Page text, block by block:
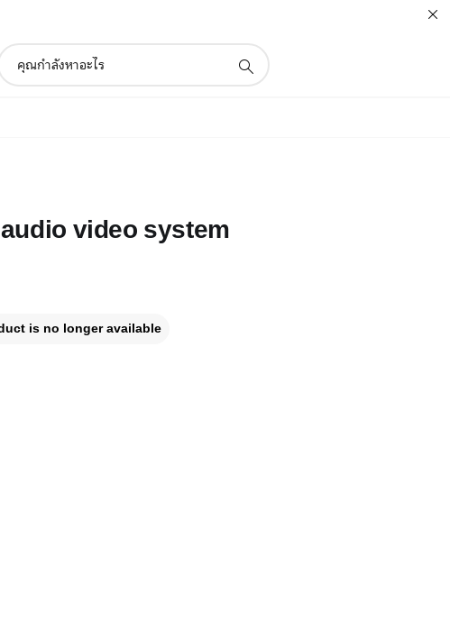
search
video system
is no longer available